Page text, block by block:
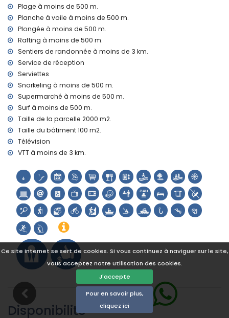
Ce site internet se sert de cookies. Si vous continuez à naviguer sur le site,
vous acceptez notre utilisation des cookies.
J'accepte
Pour en savoir plus,
cliquez ici
discothèque, bar et promenade (Paseo De L'Arenal) (à
moins de 500 mètres de la maison)
cinéma et théâtre (à moins de 5 kilomètres de la maison)
Sites et culture à Jávea, Costa Blanca
musée (Histórico de Jávea), église (Virgen de Loreto, Jávea
(Puerto)), ruine (Molinos de viento, Jávea), monument
(Histórico de Jávea), bâtiment architectural (Histórico de
Jávea) et lieu historique (Histórico de Jávea) (à moins de 5
kilomètres de l'hébergement)
palais (Palacio real de Valencia et Valence) (à moins de 25
kilomètres de l'hébergement)
Sports
tennis, cyclisme, canoë, kayak, rafting, pêche, plongée,
snorkeling, surf et planche à voile (à moins de 1000 mètres
randonnée, VTT et escalade (à moins de 5 kilomètres de
l'appartement)
golf (Club de Golf Jávea) et équitation (à moins de 10
kilomètres de l'appartement)
Plage à moins de 500 m.
Planche à voile à moins de 500 m.
Plongée à moins de 500 m.
Rafting à moins de 500 m.
Sentiers de randonnée à moins de 3 km.
Service de réception
Serviettes
Snorkeling à moins de 500 m.
Supermarché à moins de 500 m.
Surf à moins de 500 m.
Taille de la parcelle 2000 m2.
Taille du bâtiment 100 m2.
Télévision
VTT à moins de 3 km.
Disponibilité